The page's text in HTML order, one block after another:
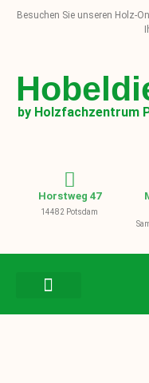
Besuchen Sie unseren Holz-
by Holzfachzentrum
Horstweg 47
14482 Potsdam